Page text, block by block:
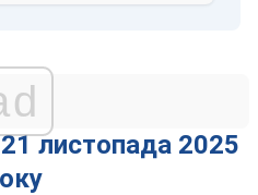
листопада 2025